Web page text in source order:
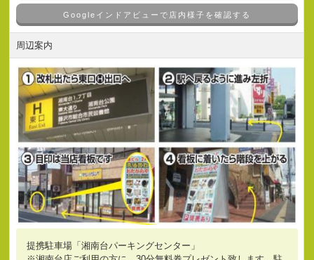
Googleインドアビューで店内様子を確認する
周辺案内
提携駐車場「湘南台パーキングセンター」